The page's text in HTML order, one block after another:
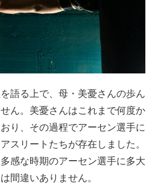
語る上で、母・美憂さんの歩ん
ん。美憂さんはこれまで何度か
り、その過程でアーセン選手に
スリートたちが存在しました。
感な時期のアーセン選手に多大
間違いありません。